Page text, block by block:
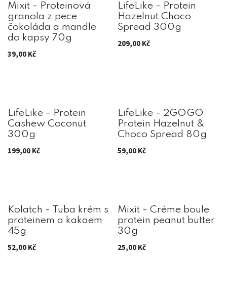
Mixit - Proteinová
granola z pece
čokoláda a mandle
do kapsy 70g
39,00 Kč
LifeLike - Protein
Hazelnut Choco
Spread 300g
209,00Kč
LifeLike - Protein
Cashew Coconut
300g
199,00 Kč
LifeLike - 2GOGO
Protein Hazelnut &
Choco Spread 80g
59,00Kč
Kolatch - Tuba krém s
proteinem a kakaem
45g
52,00 Kč
Mixit - Créme boule
protein peanut butter
30g
25,00Kč